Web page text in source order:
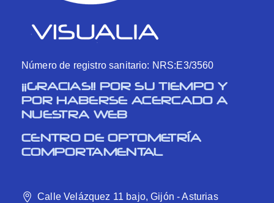
Número de registro sanitario: NRS:E3/3560
¡¡GRACIAS!! POR SU TIEMPO Y
POR HABERSE ACERCADO A
NUESTRA WEB
CENTRO DE OPTOMETRÍA
COMPORTAMENTAL
Calle Velázquez 11 bajo, Gijón - Asturias